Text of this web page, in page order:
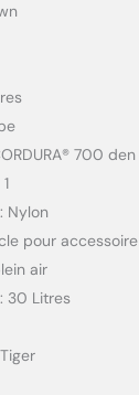
700 den
Nylon
pour accessoire
air
30 Litres